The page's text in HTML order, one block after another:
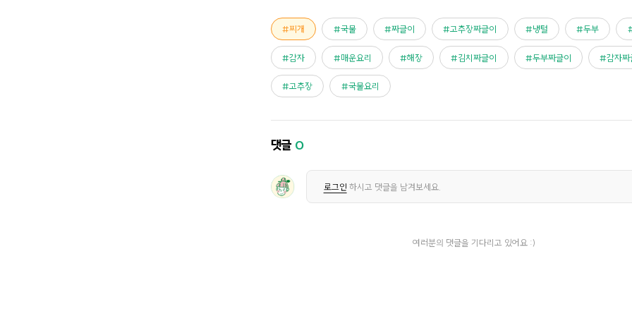
찌개 국물 짜글이 고추장짜글이 냉털 두부
감자 매운요리 해장 김치짜글이 두부짜글이 감자짜
고추장 국물요리
댓글 0
로그인 하시고 댓글을 남겨보세요.
여러분의 댓글을 기다리고 있어요 :)